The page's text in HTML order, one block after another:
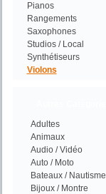
Pianos
Rangements
Saxophones
Studios / Local
Synthétiseurs
Violons
Adultes
Animaux
Audio / Vidéo
Auto / Moto
Bateaux / Nautisme
Bijoux / Montre